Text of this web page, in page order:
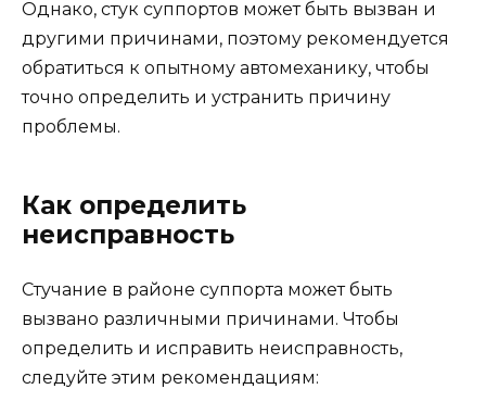
Однако, стук суппортов может быть вызван и
другими причинами, поэтому рекомендуется
обратиться к опытному автомеханику, чтобы
точно определить и устранить причину
проблемы.
Как определить
неисправность
Стучание в районе суппорта может быть
вызвано различными причинами. Чтобы
определить и исправить неисправность,
следуйте этим рекомендациям: